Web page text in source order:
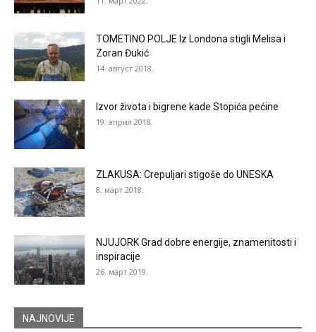
TOMETINO POLJE Iz Londona stigli Melisa i
Zoran Đukić
14. август 2018.
Izvor života i bigrene kade Stopića pećine
19. април 2018.
ZLAKUSA: Crepuljari stigoše do UNESKA
8. март 2018.
NJUJORK Grad dobre energije, znamenitosti i
inspiracije
26. март 2019.
NAJNOVIJE